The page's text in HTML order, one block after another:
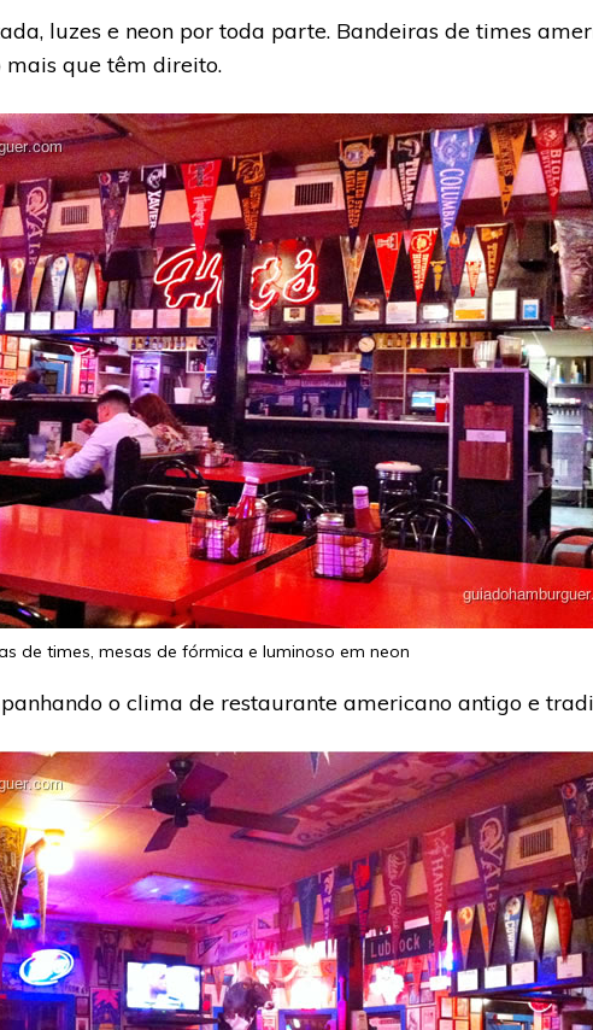
luzes e neon por toda parte. Bandeiras de times
mais que têm direito.
de times, mesas de fórmica e luminoso em neon
o clima de restaurante americano antigo e